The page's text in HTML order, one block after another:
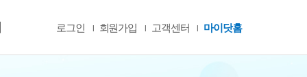
로그인 | 회원가입 | 고객센터 | 마이닷홈